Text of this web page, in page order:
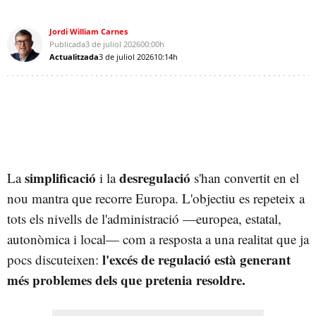
Jordi William Carnes
Publicada3 de juliol 202600:00h
Actualitzada3 de juliol 202610:14h
Lasimplificació i ladesregulació s'han convertit en el
nou mantra que recorre Europa. L'objectiu es repeteix a
tots els nivells de l'administració —europea, estatal,
autonòmica i local— com a resposta a una realitat que ja
pocs discuteixen: l'excés de regulació està generant
més problemes dels que pretenia resoldre.